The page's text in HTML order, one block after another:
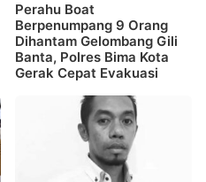
Perahu Boat
Berpenumpang 9 Orang
Dihantam Gelombang Gili
Banta, Polres Bima Kota
Gerak Cepat Evakuasi